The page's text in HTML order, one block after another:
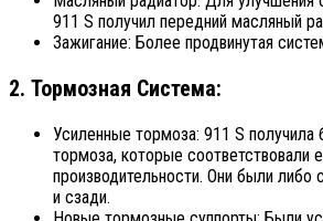
911 S получил передний масляный
Зажигание: Более продвинутая
2. Тормозная Система:
Усиленные тормоза: 911 S
тормоза, которые соответствовали
производительности. Они были либо
и сзади.